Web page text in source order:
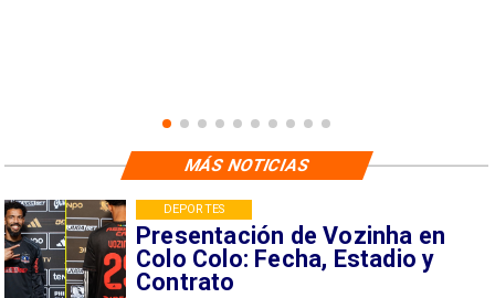
Presentación de Vozinha en
Colo Colo: Fecha, Estadio y
Contrato
DEPORTES
MÁS NOTICIAS